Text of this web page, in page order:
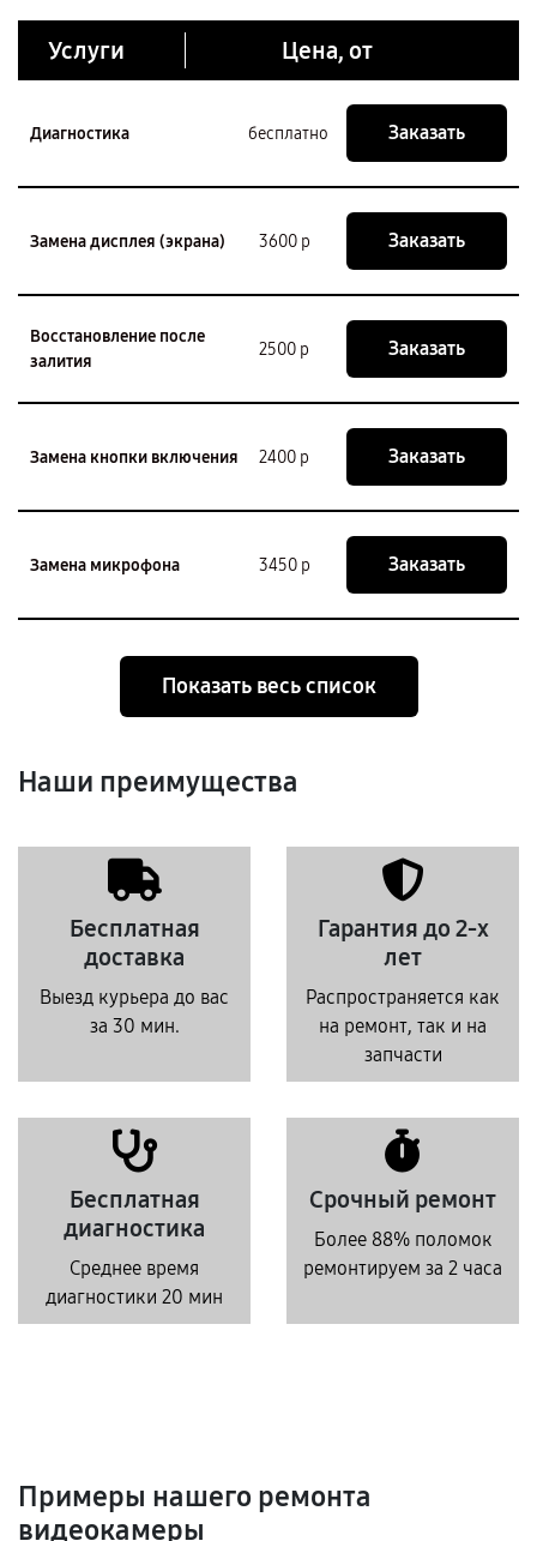
Услуги Цена, от
Диагностика бесплатно Заказать
Замена дисплея (экрана) 3600 р Заказать
Восстановление после
залития
2500 р Заказать
Замена кнопки включения 2400 р Заказать
Замена микрофона 3450 р Заказать
Показать весь список
Наши преимущества
Бесплатная
доставка
Выезд курьера до вас
за 30 мин.
Гарантия до 2-х
лет
Распространяется как
на ремонт, так и на
запчасти
Бесплатная
диагностика
Среднее время
диагностики 20 мин
Срочный ремонт
Более 88% поломок
ремонтируем за 2 часа
Примеры нашего ремонта
видеокамеры